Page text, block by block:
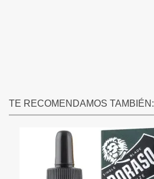
TE RECOMENDAMOS TAMBIÉN: